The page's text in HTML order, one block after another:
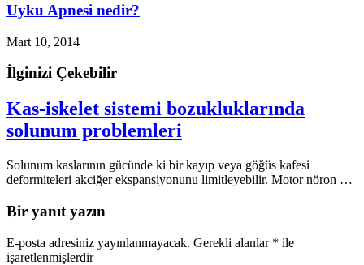
Uyku Apnesi nedir?
Mart 10, 2014
İlginizi Çekebilir
Kas-iskelet sistemi bozukluklarında
solunum problemleri
Solunum kaslarının gücünde ki bir kayıp veya göğüs kafesi
deformiteleri akciğer ekspansiyonunu limitleyebilir. Motor nöron …
Bir yanıt yazın
E-posta adresiniz yayınlanmayacak. Gerekli alanlar * ile
işaretlenmişlerdir